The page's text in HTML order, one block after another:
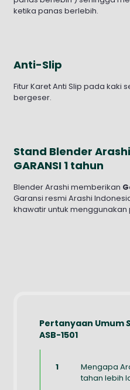
ketika panas berlebih.
Anti-Slip
Fitur Karet Anti Slip pada kaki
bergeser.
Stand Blender
GARANSI 1 tahun
Blender Arashi memberikan
Garansi resmi Arashi
khawatir untuk menggunakan
Pertanyaan Umum
ASB-1501
1
Mengapa
tahan lebih